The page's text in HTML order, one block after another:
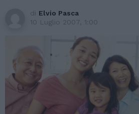
di Elvio Pasca
10 Luglio 2007, 1:00